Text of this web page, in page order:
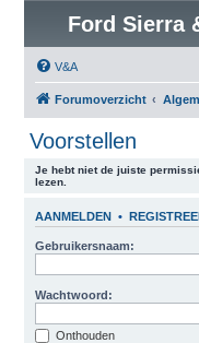
Ford Sierra
V&A
Forumoverzicht
Voorstellen
Je hebt niet de juiste
lezen.
AANMELDEN •
Gebruikersnaam:
Wachtwoord:
Onthouden